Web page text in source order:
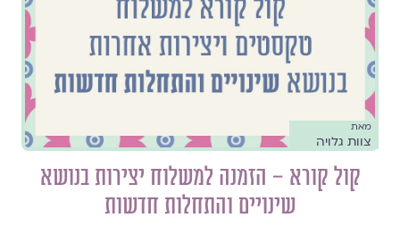
מאת
צוות גלויה
קול קורא – הזמנה למשלוח יצירות בנושא
שינויים והתחלות חדשות